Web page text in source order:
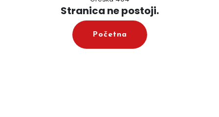
Stranica ne postoji.
Početna